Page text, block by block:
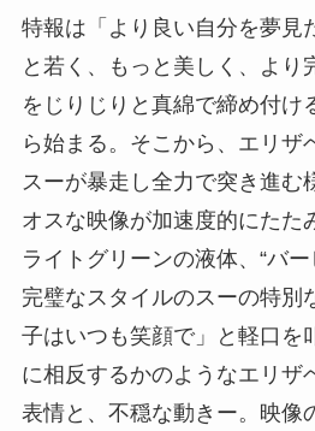
特報は「より良い自分を夢見
と若く、もっと美しく、よ
をじりじりと真綿で締め付け
ら始まる。そこから、エリザ
スーが暴走し全力で突き進む
オスな映像が加速度的にたた
ライトグリーンの液体、“バ
完璧なスタイルのスーの特別
子はいつも笑顔で」と軽口を
に相反するかのようなエリザ
表情と、不穏な動きー。映像